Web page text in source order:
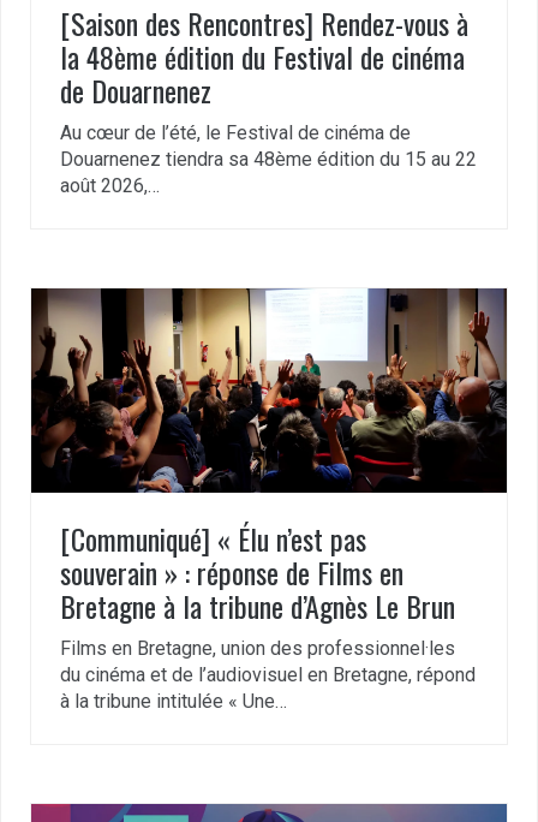
[Saison des Rencontres] Rendez-vous à
la 48ème édition du Festival de cinéma
de Douarnenez
Au cœur de l’été, le Festival de cinéma de
Douarnenez tiendra sa 48ème édition du 15 au 22
août 2026,…
[Communiqué] « Élu n’est pas
souverain » : réponse de Films en
Bretagne à la tribune d’Agnès Le Brun
Films en Bretagne, union des professionnel·les
du cinéma et de l’audiovisuel en Bretagne, répond
à la tribune intitulée « Une…